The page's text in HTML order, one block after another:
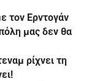
τον Ερντογάν
μας δεν θα
ρίχνει τη